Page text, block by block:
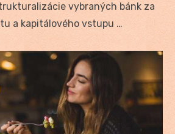
vybraných bánk za
a kapitálového vstupu …